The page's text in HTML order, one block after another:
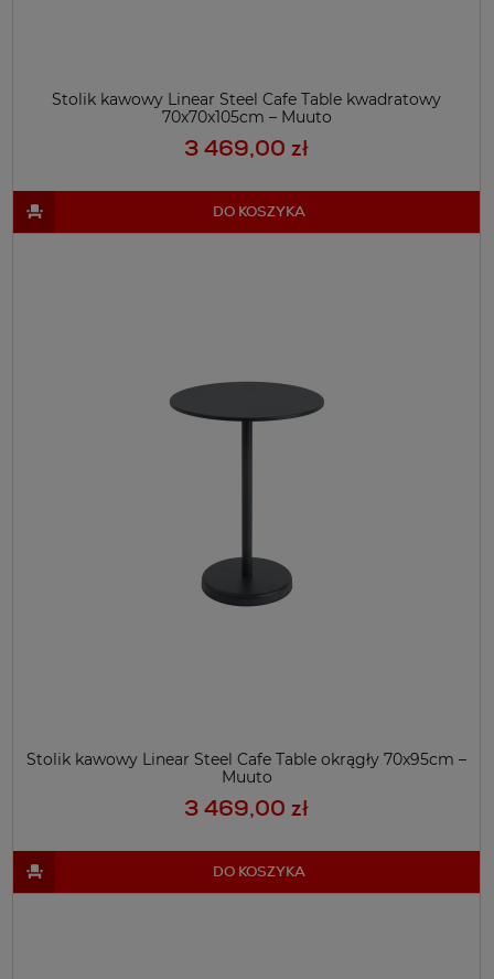
Stolik kawowy Linear Steel Cafe Table kwadratowy
70x70x105cm – Muuto
3 469,00 zł
DO KOSZYKA
Stolik kawowy Linear Steel Cafe Table okrągły 70x95cm –
Muuto
3 469,00 zł
DO KOSZYKA